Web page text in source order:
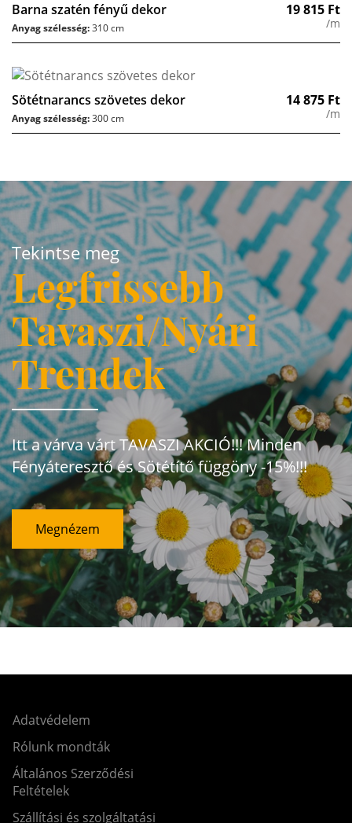
Barna szatén fényű dekor 19 815 Ft
/m
Anyag szélesség:310 cm
Sötétnarancs szövetes dekor 14 875 Ft
/m
Anyag szélesség:300 cm
Tekintse meg
Legfrissebb
Tavaszi/Nyári
Trendek
Itt a várva várt TAVASZI AKCIÓ!!! Minden
Fényáteresztő és Sötétítő függöny -15%!!!
Megnézem
Adatvédelem
Rólunk mondták
Általános Szerződési
Feltételek
Szállítási és szolgáltatási